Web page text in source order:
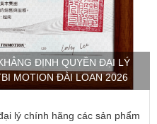
ĐỊNH QUYỀN ĐẠI LÝ
MOTION ĐÀI LOAN 2026
lý chính hãng các sản phẩm